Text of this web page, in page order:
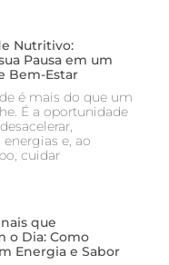
Nutritivo:
Pausa em um
Bem-Estar
é mais do que um
É a oportunidade
energias e, ao
cuidar
que
o Dia: Como
Energia e Sabor